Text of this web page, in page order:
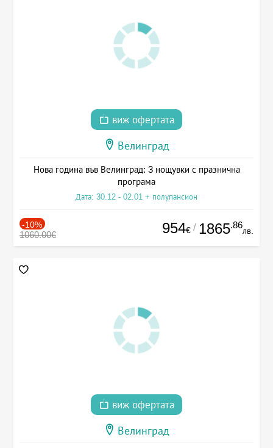
виж офертата
Велинград
Нова година във Велинград: 3 нощувки с празнична
програма
Дата: 30.12 - 02.01 + полупансион
-10%
1060.00€ 954€ / 1865.86
лв.
виж офертата
Велинград